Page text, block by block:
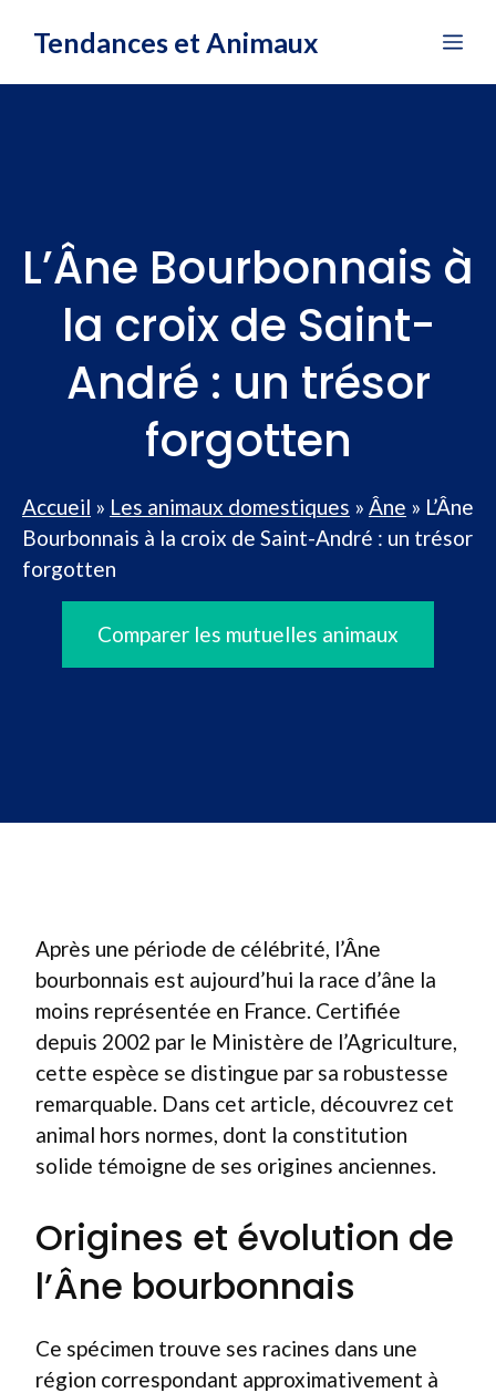
Tendances et Animaux
L’Âne Bourbonnais à
la croix de Saint-
André : un trésor
forgotten
Accueil » Les animaux domestiques » Âne » L’Âne
Bourbonnais à la croix de Saint-André : un trésor
forgotten
Comparer les mutuelles animaux
Après une période de célébrité, l’Âne
bourbonnais est aujourd’hui la race d’âne la
moins représentée en France. Certifiée
depuis 2002 par le Ministère de l’Agriculture,
cette espèce se distingue par sa robustesse
remarquable. Dans cet article, découvrez cet
animal hors normes, dont la constitution
solide témoigne de ses origines anciennes.
Origines et évolution de
l’Âne bourbonnais
Ce spécimen trouve ses racines dans une
région correspondant approximativement à